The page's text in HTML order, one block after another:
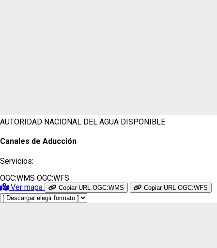
AUTORIDAD NACIONAL DEL AGUA DISPONIBLE
Canales de Aducción
Servicios:
OGC:WMS OGC:WFS
Ver mapa
Copiar URL OGC:WMS Copiar URL OGC:WFS